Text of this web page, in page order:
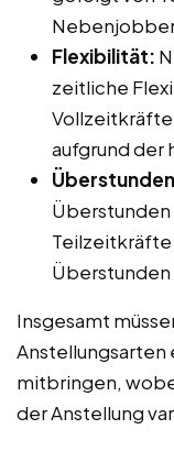
Flexibilität:
zeitliche
aufgrund
Überstunden
Insgesamt
Anstellungsarten
mitbringen,
der Anstellung